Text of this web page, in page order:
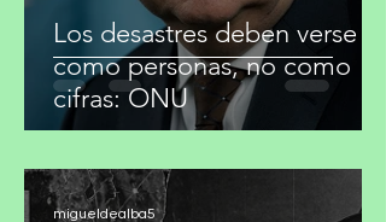
Los desastres deben verse
como personas, no como
cifras: ONU